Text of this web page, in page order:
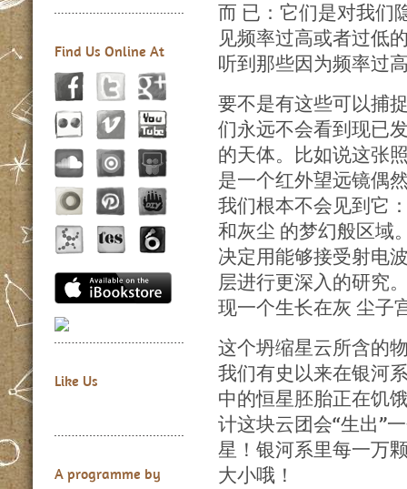
Find Us Online At
Like Us
A programme by
而 已：它们是对我们
见频率过高或者过低
听到那些因为频率过
要不是有这些可以捕
们永远不会看到现已
的天体。比如说这张
是一个红外望远镜偶
我们根本不会见到它
和灰尘 的梦幻般区域
决定用能够接受射电
层进行更深入的研究
现一个生长在灰 尘子
这个坍缩星云所含的
我们有史以来在银河
中的恒星胚胎正在饥
计这块云团会“生出”
星！银河系里每一万
大小哦！